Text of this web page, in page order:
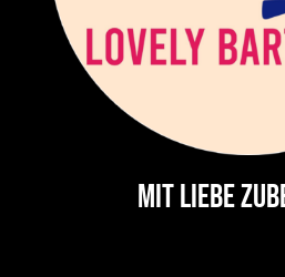
Mit Liebe